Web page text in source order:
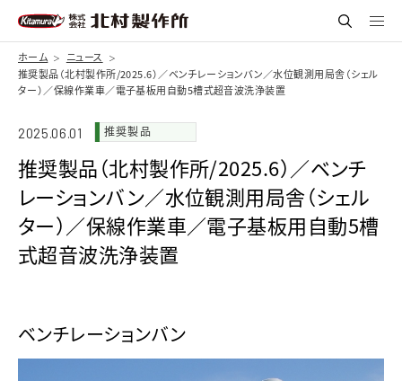
ホーム
ニュース
推奨製品（北村製作所/2025.6）／ベンチレーションバン／水位観測用局舎（シェル
ター）／保線作業車／電子基板用自動5槽式超音波洗浄装置
2025.06.01 推奨製品
推奨製品（北村製作所/2025.6）／ベンチ
レーションバン／水位観測用局舎（シェル
ター）／保線作業車／電子基板用自動5槽
式超音波洗浄装置
ベンチレーションバン